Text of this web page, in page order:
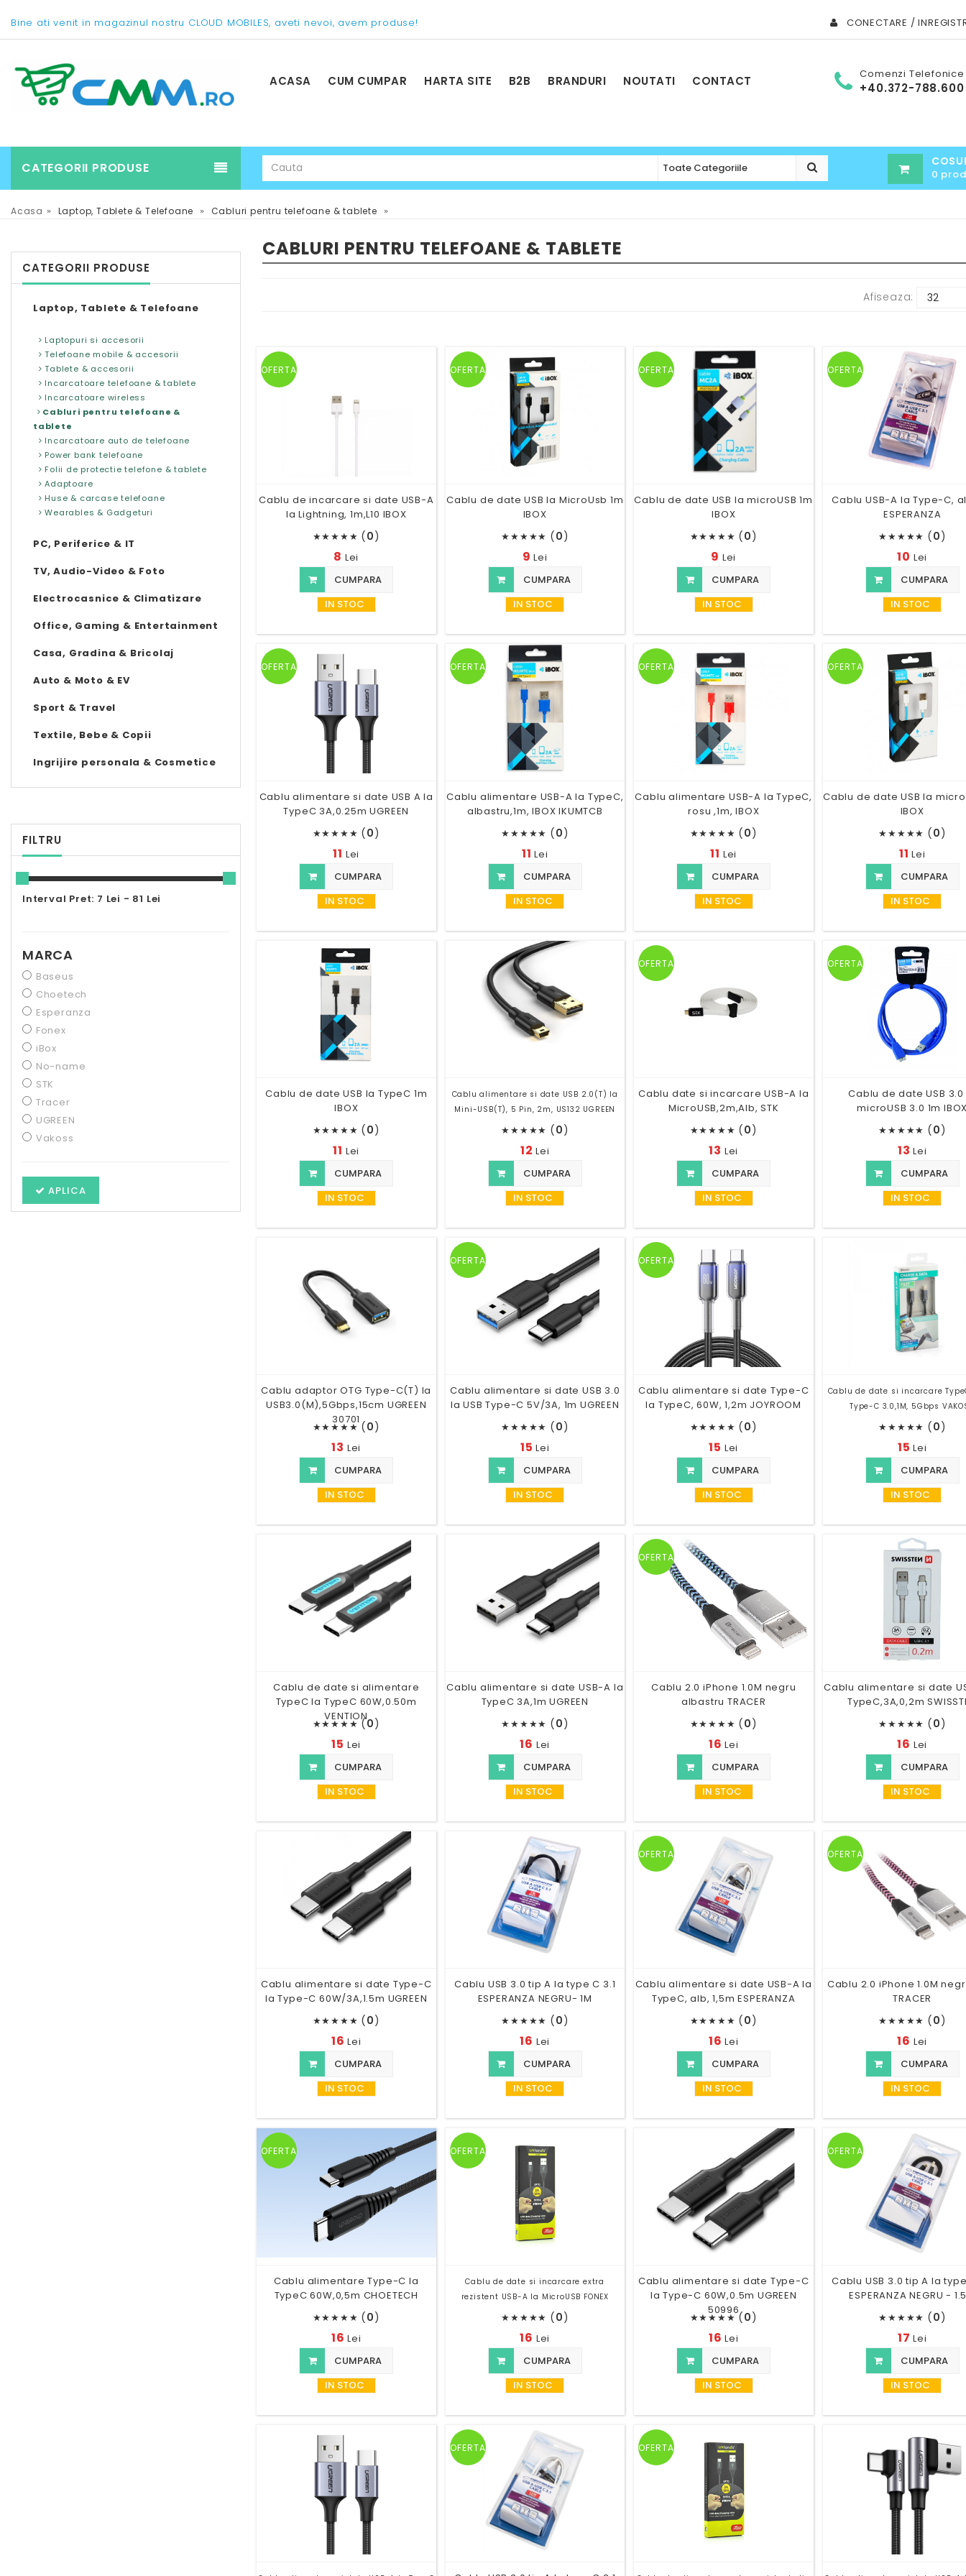
Bine ati venit in magazinul nostru CLOUD MOBILES, aveti nevoi, avem produse! CONECTARE /
ACASA CUM CUMPAR HARTA SITE B2B BRANDURI NOUTATI CONTACT Comenzi Telefonice
+40.372-788.600
CATEGORII PRODUSE 0
Acasa » Laptop, Tablete & Telefoane » Cabluri pentru telefoane & tablete »
CABLURI PENTRU TELEFOANE & TABLETE
Afiseaza:
OFERTA
Cablu de incarcare si date USB-A
la Lightning, 1m,L10 IBOX
★★★★★ (0)
8 Lei
CUMPARA
IN STOC
OFERTA
Cablu de date USB la MicroUsb 1m
IBOX
★★★★★ (0)
9Lei
CUMPARA
IN STOC
OFERTA
Cablu de date USB la microUSB 1m
IBOX
★★★★★ (0)
9 Lei
CUMPARA
IN STOC
OFERTA
Cablu USB-A la Type-C,
ESPERANZA
★★★★★ (0)
10 Lei
CUMPARA
IN STOC
OFERTA
Cablu alimentare si date USB A la
TypeC 3A,0.25m UGREEN
★★★★★ (0)
11 Lei
CUMPARA
IN STOC
OFERTA
Cablu alimentare USB-A la TypeC,
albastru,1m, IBOX IKUMTCB
★★★★★ (0)
11Lei
CUMPARA
IN STOC
OFERTA
Cablu alimentare USB-A la TypeC,
rosu ,1m, IBOX
★★★★★ (0)
11 Lei
CUMPARA
IN STOC
OFERTA
Cablu de date USB la
IBOX
★★★★★ (0)
11Lei
CUMPARA
IN STOC
Cablu de date USB la TypeC 1m
IBOX
★★★★★ (0)
11 Lei
CUMPARA
IN STOC
Cablu alimentare si date USB 2.0(T) la
Mini-USB(T), 5 Pin, 2m, US132 UGREEN
★★★★★ (0)
12Lei
CUMPARA
IN STOC
OFERTA
Cablu date si incarcare USB-A la
MicroUSB,2m,Alb, STK
★★★★★ (0)
13 Lei
CUMPARA
IN STOC
OFERTA
Cablu de date USB
microUSB 3.0 1m
★★★★★ (0)
13Lei
CUMPARA
IN STOC
Cablu adaptor OTG Type-C(T) la
USB3.0(M),5Gbps,15cm UGREEN
30701
★★★★★ (0)
13 Lei
CUMPARA
IN STOC
OFERTA
Cablu alimentare si date USB 3.0
la USB Type-C 5V/3A, 1m UGREEN
★★★★★ (0)
15Lei
CUMPARA
IN STOC
OFERTA
Cablu alimentare si date Type-C
la TypeC, 60W, 1,2m JOYROOM
★★★★★ (0)
15 Lei
CUMPARA
IN STOC
Cablu de date si incarcare
Type-C 3.0,1M, 5Gbps
★★★★★ (0)
15Lei
CUMPARA
IN STOC
Cablu de date si alimentare
TypeC la TypeC 60W,0.50m
VENTION
★★★★★ (0)
15 Lei
CUMPARA
IN STOC
Cablu alimentare si date USB-A la
TypeC 3A,1m UGREEN
★★★★★ (0)
16 Lei
CUMPARA
IN STOC
OFERTA
Cablu 2.0 iPhone 1.0M negru
albastru TRACER
★★★★★ (0)
16Lei
CUMPARA
IN STOC
Cablu alimentare si date
TypeC,3A,0,2m
★★★★★ (0)
16 Lei
CUMPARA
IN STOC
Cablu alimentare si date Type-C
la Type-C 60W/3A,1.5m UGREEN
★★★★★ (0)
16Lei
CUMPARA
IN STOC
Cablu USB 3.0 tip A la type C 3.1
ESPERANZA NEGRU- 1M
★★★★★ (0)
16 Lei
CUMPARA
IN STOC
OFERTA
Cablu alimentare si date USB-A la
TypeC, alb, 1,5m ESPERANZA
★★★★★ (0)
16Lei
CUMPARA
IN STOC
OFERTA
Cablu 2.0 iPhone 1.0M
TRACER
★★★★★ (0)
16 Lei
CUMPARA
IN STOC
OFERTA
Cablu alimentare Type-C la
TypeC 60W,0,5m CHOETECH
★★★★★ (0)
16Lei
CUMPARA
IN STOC
OFERTA
Cablu de date si incarcare extra
rezistent USB-A la MicroUSB FONEX
★★★★★ (0)
16 Lei
CUMPARA
IN STOC
Cablu alimentare si date Type-C
la Type-C 60W,0.5m UGREEN
50996
★★★★★ (0)
16Lei
CUMPARA
IN STOC
OFERTA
Cablu USB 3.0 tip A la
ESPERANZA NEGRU -
★★★★★ (0)
17Lei
CUMPARA
IN STOC
OFERTA OFERTA
CATEGORII PRODUSE
Laptop, Tablete & Telefoane
Laptopuri si accesorii
Telefoane mobile & accesorii
Tablete & accesorii
Incarcatoare telefoane & tablete
Incarcatoare wireless
Cabluri pentru telefoane &
tablete
Incarcatoare auto de telefoane
Power bank telefoane
Folii de protectie telefone & tablete
Adaptoare
Huse & carcase telefoane
Wearables & Gadgeturi
PC, Periferice & IT
TV, Audio-Video & Foto
Electrocasnice & Climatizare
Office, Gaming & Entertainment
Casa, Gradina & Bricolaj
Auto & Moto & EV
Sport & Travel
Textile, Bebe & Copii
Ingrijire personala & Cosmetice
FILTRU
Interval Pret: 7 Lei - 81 Lei
MARCA
Baseus
Choetech
Esperanza
Fonex
iBox
No-name
STK
Tracer
UGREEN
Vakoss
APLICA